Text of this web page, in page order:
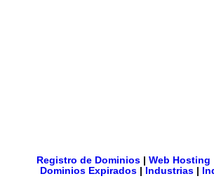
Registro de Dominios| Web Hosting
Dominios Expirados
Industrias